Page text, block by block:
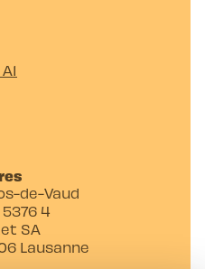
de-Vaud
4
SA
Lausanne